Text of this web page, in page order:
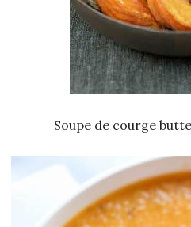
Soupe de courge